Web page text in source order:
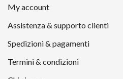
My account
Assistenza & supporto clienti
Spedizioni & pagamenti
Termini & condizioni